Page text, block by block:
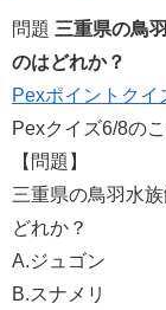
問題 三重県の鳥
のはどれか？
Pexポイントクイ
Pexクイズ6/8の
【問題】
三重県の鳥羽水
どれか？
A.ジュゴン
B.スナメリ